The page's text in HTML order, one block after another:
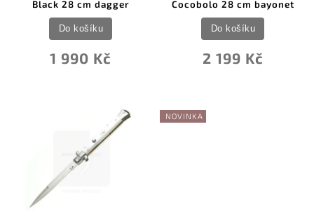
Black 28 cm dagger
1 990 Kč
Do košíku
Cocobolo 28 cm bayonet
2 199 Kč
Do košíku
NOVINKA